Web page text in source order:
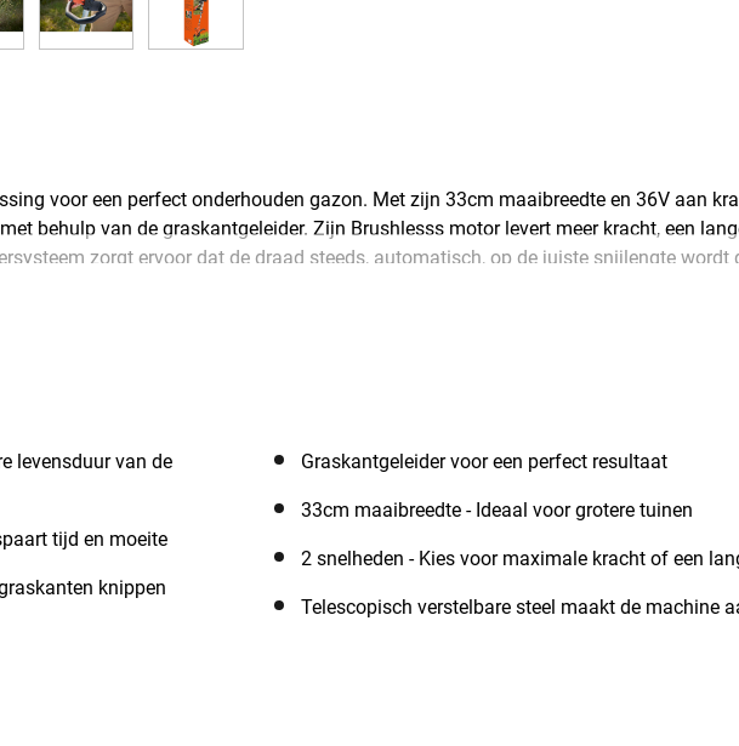
voor een perfect onderhouden gazon. Met zijn 33cm maaibreedte en 36V aan
behulp van de graskantgeleider. Zijn Brushlesss motor levert meer kracht, een
zorgt ervoor dat de draad steeds, automatisch, op de juiste snijlengte wordt
je optimale controle. De telescopische steel en de verstelbare tweede handgreep
levensduur van de
tijd en moeite
knippen
Graskantgeleider voor een perfect resultaat
33cm maaibreedte - Ideaal voor grotere tuinen
2 snelheden - Kies voor maximale kracht of een
Telescopisch verstelbare steel maakt de machine